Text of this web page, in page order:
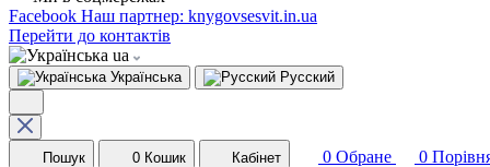
Facebook Наш партнер: knygovsesvit.in.ua
Перейти до контактів
ua
Українська Русский
Пошук 0 Кошик Кабінет 0 Обране 0